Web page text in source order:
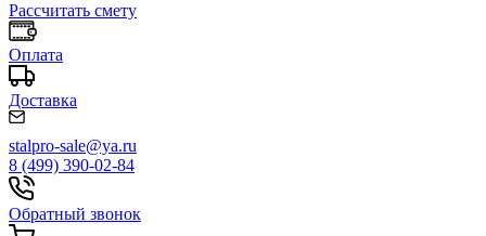
Рассчитать смету
Оплата
Доставка
stalpro-sale@ya.ru
8 (499) 390-02-84
Обратный звонок